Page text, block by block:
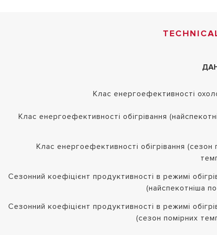
Клас енергоефективності
Клас енергоефективності обігрівання
Клас енергоефективності обігрівання (сезон
Сезонний коефіцієнт продуктивності в режимі
(найспекотніша
Сезонний коефіцієнт продуктивності в режимі
(сезон помірних